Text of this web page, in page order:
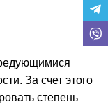
За счет этого
степень